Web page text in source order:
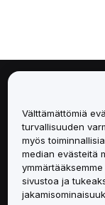
Palvelut
Tuki
Tuotteet
Välttämättömiä
turvallisuuden
myös
median evästeitä
sivustoa ja